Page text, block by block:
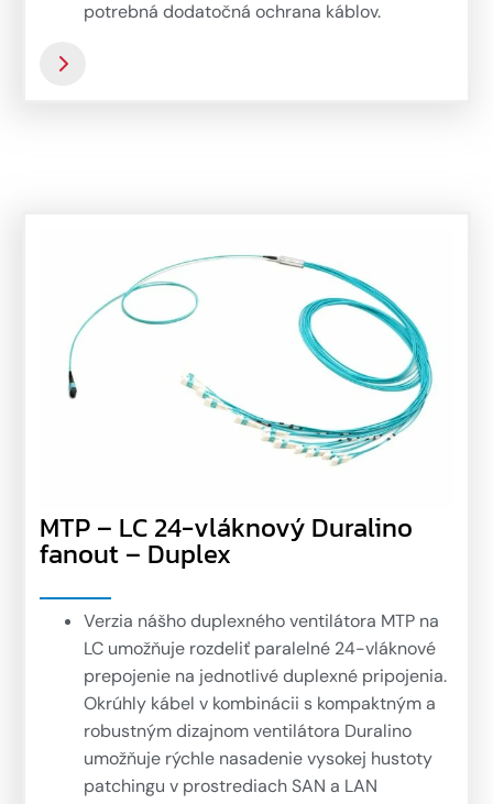
potrebná dodatočná ochrana káblov.
MTP – LC 24-vláknový Duralino
fanout – Duplex
Verzia nášho duplexného ventilátora MTP na
LC umožňuje rozdeliť paralelné 24-vláknové
prepojenie na jednotlivé duplexné pripojenia.
Okrúhly kábel v kombinácii s kompaktným a
robustným dizajnom ventilátora Duralino
umožňuje rýchle nasadenie vysokej hustoty
patchingu v prostrediach SAN a LAN